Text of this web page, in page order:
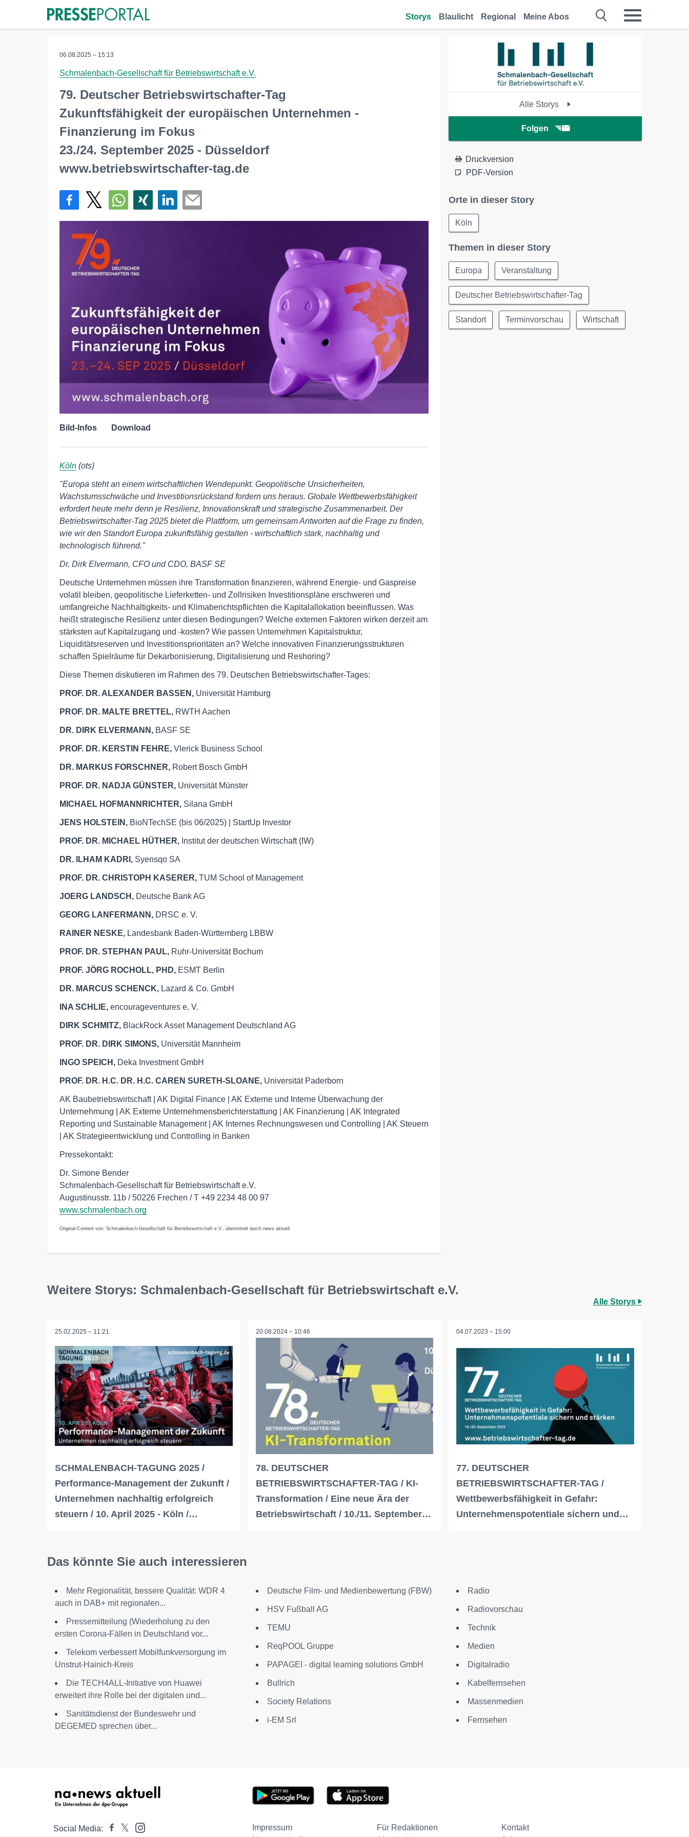
Storys Blaulicht Regional Meine Abos
06.08.2025 – 15:13
Schmalenbach-Gesellschaft für Betriebswirtschaft e.V.
79. Deutscher Betriebswirtschafter-Tag
Zukunftsfähigkeit der europäischen Unternehmen -
Finanzierung im Fokus
23./24. September 2025 - Düsseldorf
www.betriebswirtschafter-tag.de
Bild-Infos Download
Köln (ots)
"Europa steht an einem wirtschaftlichen Wendepunkt. Geopolitische Unsicherheiten,
Wachstumsschwäche und Investitionsrückstand fordern uns heraus. Globale Wettbewerbsfähigkeit
erfordert heute mehr denn je Resilienz, Innovationskraft und strategische Zusammenarbeit. Der
Betriebswirtschafter-Tag 2025 bietet die Plattform, um gemeinsam Antworten auf die Frage zu finden,
wie wir den Standort Europa zukunftsfähig gestalten - wirtschaftlich stark, nachhaltig und
technologisch führend."
Dr. Dirk Elvermann, CFO und CDO, BASF SE
Deutsche Unternehmen müssen ihre Transformation finanzieren, während Energie- und Gaspreise
volatil bleiben, geopolitische Lieferketten- und Zollrisiken Investitionspläne erschweren und
umfangreiche Nachhaltigkeits- und Klimaberichtspflichten die Kapitalallokation beeinflussen. Was
heißt strategische Resilienz unter diesen Bedingungen? Welche externen Faktoren wirken derzeit am
stärksten auf Kapitalzugang und -kosten? Wie passen Unternehmen Kapitalstruktur,
Liquiditätsreserven und Investitionsprioritäten an? Welche innovativen Finanzierungsstrukturen
schaffen Spielräume für Dekarbonisierung, Digitalisierung und Reshoring?
Diese Themen diskutieren im Rahmen des 79. Deutschen Betriebswirtschafter-Tages:
PROF. DR. ALEXANDER BASSEN, Universität Hamburg
PROF. DR. MALTE BRETTEL, RWTH Aachen
DR. DIRK ELVERMANN, BASF SE
PROF. DR. KERSTIN FEHRE, Vlerick Business School
DR. MARKUS FORSCHNER, Robert Bosch GmbH
PROF. DR. NADJA GÜNSTER, Universität Münster
MICHAEL HOFMANNRICHTER, Silana GmbH
JENS HOLSTEIN, BioNTechSE (bis 06/2025) | StartUp Investor
PROF. DR. MICHAEL HÜTHER, Institut der deutschen Wirtschaft (IW)
DR. ILHAM KADRI, Syensqo SA
PROF. DR. CHRISTOPH KASERER, TUM School of Management
JOERG LANDSCH, Deutsche Bank AG
GEORG LANFERMANN, DRSC e. V.
RAINER NESKE, Landesbank Baden-Württemberg LBBW
PROF. DR. STEPHAN PAUL, Ruhr-Universität Bochum
PROF. JÖRG ROCHOLL, PHD, ESMT Berlin
DR. MARCUS SCHENCK, Lazard & Co. GmbH
INA SCHLIE, encourageventures e. V.
DIRK SCHMITZ, BlackRock Asset Management Deutschland AG
PROF. DR. DIRK SIMONS, Universität Mannheim
INGO SPEICH, Deka Investment GmbH
PROF. DR. H.C. DR. H.C. CAREN SURETH-SLOANE, Universität Paderborn
AK Baubetriebswirtschaft | AK Digital Finance | AK Externe und Interne Überwachung der
Unternehmung | AK Externe Unternehmensberichterstattung | AK Finanzierung | AK Integrated
Reporting und Sustainable Management | AK Internes Rechnungswesen und Controlling | AK Steuern
| AK Strategieentwicklung und Controlling in Banken
Pressekontakt:
Dr. Simone Bender
Schmalenbach-Gesellschaft für Betriebswirtschaft e.V.
Augustinusstr. 11b / 50226 Frechen / T +49 2234 48 00 97
www.schmalenbach.org
Original-Content von: Schmalenbach-Gesellschaft für Betriebswirtschaft e.V., übermittelt durch news aktuell
Alle Storys
Folgen
Druckversion
PDF-Version
Orte in dieser Story
Köln
Themen in dieser Story
Europa Veranstaltung
Deutscher Betriebswirtschafter-Tag
Standort Terminvorschau Wirtschaft
Weitere Storys: Schmalenbach-Gesellschaft für Betriebswirtschaft e.V.
Alle Storys
25.02.2025 – 11:21
SCHMALENBACH-TAGUNG 2025 /
Performance-Management der Zukunft /
Unternehmen nachhaltig erfolgreich
steuern / 10. April 2025 - Köln /…
20.08.2024 – 10:46
78. DEUTSCHER
BETRIEBSWIRTSCHAFTER-TAG / KI-
Transformation / Eine neue Ära der
Betriebswirtschaft / 10./11. September…
04.07.2023 – 15:00
77. DEUTSCHER
BETRIEBSWIRTSCHAFTER-TAG /
Wettbewerbsfähigkeit in Gefahr:
Unternehmenspotentiale sichern und…
Das könnte Sie auch interessieren
Mehr Regionalität, bessere Qualität: WDR 4
auch in DAB+ mit regionalen...
Pressemitteilung (Wiederholung zu den
ersten Corona-Fällen in Deutschland vor...
Telekom verbessert Mobilfunkversorgung im
Unstrut-Hainich-Kreis
Die TECH4ALL-Initiative von Huawei
erweitert ihre Rolle bei der digitalen und...
Sanitätsdienst der Bundeswehr und
DEGEMED sprechen über...
Deutsche Film- und Medienbewertung (FBW)
HSV Fußball AG
TEMU
ReqPOOL Gruppe
PAPAGEI - digital learning solutions GmbH
Bullrich
Society Relations
i-EM Srl
Radio
Radiovorschau
Technik
Medien
Digitalradio
Kabelfernsehen
Massenmedien
Fernsehen
Social Media: Impressum Für Redaktionen
Kontakt